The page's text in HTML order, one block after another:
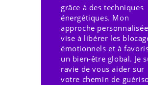
grâce à des techniques
énergétiques. Mon
approche personnalisée
vise à libérer les
émotionnels et à
un bien-être global. Je
ravie de vous aider sur
votre chemin de